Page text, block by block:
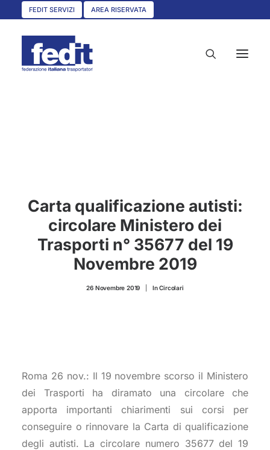
FEDIT SERVIZI AREA RISERVATA
UNISCITI A NOI
CONVENZIONI
ASSOCIAZIONI TERRITORIALI
Carta qualificazione autisti:
circolare Ministero dei
Trasporti n° 35677 del 19
Novembre 2019
26 Novembre 2019 InCircolari
Roma 26 nov.: Il 19 novembre scorso il Ministero
dei Trasporti ha diramato una circolare che
apporta importanti chiarimenti sui corsi per
conseguire o rinnovare la Carta di qualificazione
degli autisti. La circolare numero 35677 del 19